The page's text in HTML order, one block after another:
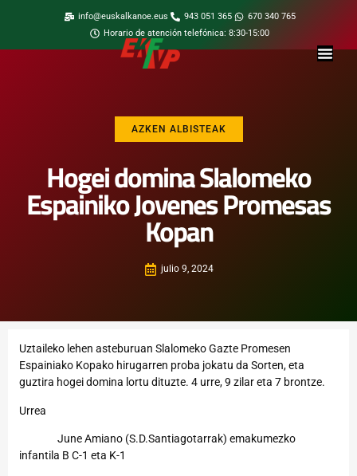
info@euskalkanoe.eus 943 051 365
670 340 765
Horario de atención telefónica: 8:30-15:00
AZKEN ALBISTEAK
Hogei domina Slalomeko
Espainiko Jovenes Promesas
Kopan
julio 9, 2024
Uztaileko lehen asteburuan Slalomeko Gazte Promesen
Espainiako Kopako hirugarren proba jokatu da Sorten, eta
guztira hogei domina lortu dituzte. 4 urre, 9 zilar eta 7 brontze.
Urrea
June Amiano (S.D.Santiagotarrak) emakumezko
infantila B C-1 eta K-1